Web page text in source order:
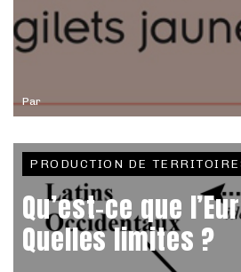
Par
PRODUCTION DE
Qu’est-ce que
Quelles limites ?